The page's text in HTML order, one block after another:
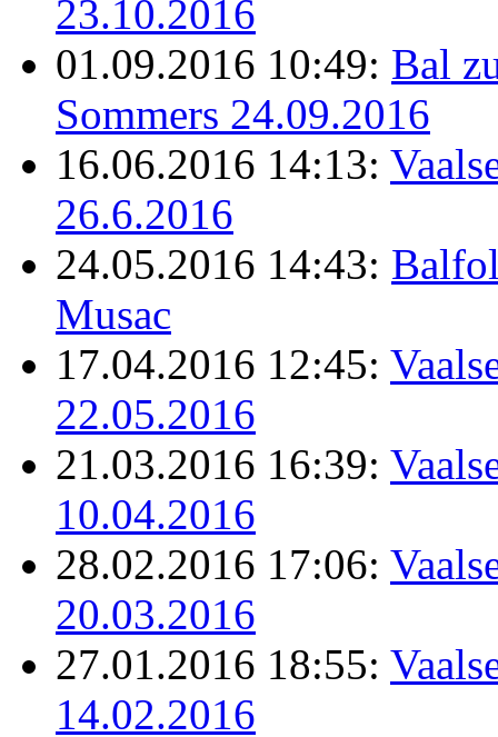
23.10.2016
01.09.2016 10:49: Bal
Sommers 24.09.2016
16.06.2016 14:13:
26.6.2016
24.05.2016 14:43:
Musac
17.04.2016 12:45:
22.05.2016
21.03.2016 16:39:
10.04.2016
28.02.2016 17:06:
20.03.2016
27.01.2016 18:55:
14.02.2016